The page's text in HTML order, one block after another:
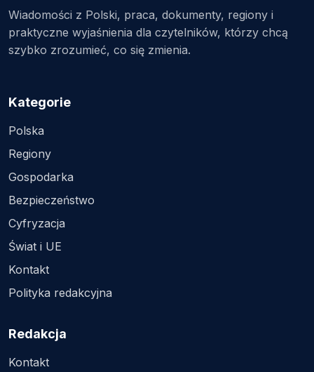
Wiadomości z Polski, praca, dokumenty, regiony i
praktyczne wyjaśnienia dla czytelników, którzy chcą
szybko zrozumieć, co się zmienia.
Kategorie
Polska
Regiony
Gospodarka
Bezpieczeństwo
Cyfryzacja
Świat i UE
Kontakt
Polityka redakcyjna
Redakcja
Kontakt